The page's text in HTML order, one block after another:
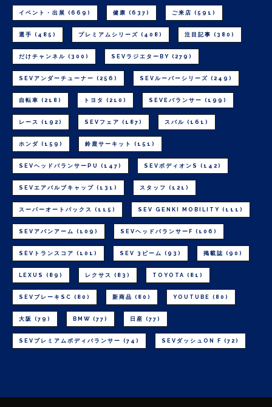
イベント・出展 (669) 健康 (637) ご来店 (591)
選手 (485) プレミアムシリーズ (408) 注目記事 (380)
だけチャンネル (300) SEVラジエターBY (279)
SEVアンダーチューナー (256) SEVルーパーシリーズ (249)
自転車 (218) トヨタ (210) SEVEバランサー (199)
レース (192) SEVフェア (187) スバル (161)
ホンダ (159) 鈴鹿サーキット (151)
SEVヘッドバランサーPU (147) SEVボディオンS (142)
SEVエアバルブキャップ (131) スタッフ (121)
スーパーオートバックス (115) SEV GENKI MOBILITY (111)
SEVアバンアーム (109) SEVヘッドバランサーF (106)
SEVトランスコア (101) SEV 3ビーム (93) 掲載誌 (90)
LEXUS (89) レクサス (83) TOYOTA (81)
SEVブレーキSC (80) 新商品 (80) YOUTUBE (80)
大阪 (79) BMW (77) 日産 (77)
SEVプレミアムボディバランサー (74) SEVダッシュON F (72)